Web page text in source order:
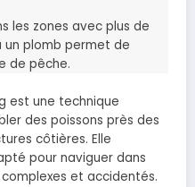
les zones avec plus de
un plomb permet de
de pêche.
est une technique
des poissons près des
côtières. Elle
pour naviguer dans
et accidentés.